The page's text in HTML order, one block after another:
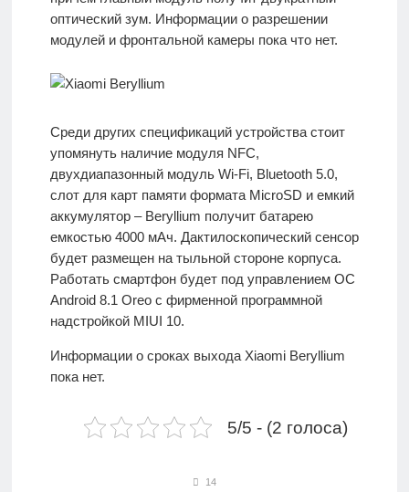
оптический зум. Информации о разрешении
модулей и фронтальной камеры пока что нет.
Среди других спецификаций устройства стоит
упомянуть наличие модуля NFC,
двухдиапазонный модуль Wi-Fi, Bluetooth 5.0,
слот для карт памяти формата MicroSD и емкий
аккумулятор – Beryllium получит батарею
емкостью 4000 мАч. Дактилоскопический сенсор
будет размещен на тыльной стороне корпуса.
Работать смартфон будет под управлением ОС
Android 8.1 Oreo с фирменной программной
надстройкой MIUI 10.
Информации о сроках выхода Xiaomi Beryllium
пока нет.
5/5 - (2 голоса)
14